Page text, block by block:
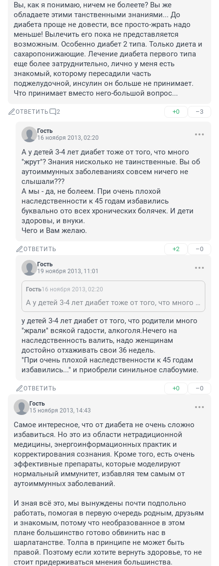
Вы, как я понимаю, ничем не болеете? Вы же
обладаете этими танственными знаниями... До
диабета проще не довести, все просто-жрать надо
меньше! Вылечить его пока не представляется
возможным. Особенно диабет 2 типа. Только диета и
сахаропонижающие. Лечение диабета первого типа
еще более затруднительно, лично у меня есть
знакомый, которому пересадили часть
поджелудочной, инсулин он больше не принимает.
Что принимает вместо него-большой вопрос...
ОТВЕТИТЬ 2 +0 –3
Гость
16 ноября 2013, 02:20
А у детей 3-4 лет диабет тоже от того, что много
"жрут"? Знания нисколько не таинственные. Вы об
аутоиммунных заболеваниях совсем ничего не
слышали???
А мы - да, не болеем. При очень плохой
наследственности к 45 годам избавились
буквально ото всех хронических болячек. И дети
здоровы, и внуки.
Чего и Вам желаю.
ОТВЕТИТЬ +2 –0
Гость
19 ноября 2013, 11:01
Гость16 ноября 2013, 02:20
А у детей 3-4 лет диабет тоже от того, что много "жрут"? Знания нисколько не таинственные. Вы об аутоиммунных заболеваниях совсем ничего не слышали??? А мы - да, не болеем. При очень плохой наследственности к 45 годам избавились буквально ото всех хронических болячек. И дети здоровы, и внуки. Чего и Вам желаю.
у детей 3-4 лет диабет от того, что родители много
"жрали" всякой гадости, алкоголя.Нечего на
наследственность валить, надо женщинам
достойно отхаживать свои 36 недель.
"При очень плохой наследственности к 45 годам
избавились..." и приобрели синильное слабоумие.
ОТВЕТИТЬ +0 –0
Гость
15 ноября 2013, 14:43
Самое интересное, что от диабета не очень сложно
избавиться. Но это из области нетрадиционной
медицины, энергоинформационных практик и
корректирования сознания. Кроме того, есть очень
эффективные препараты, которые моделируют
нормальный иммунитет, избавляя тем самым от
аутоиммунных заболеваний.
И зная всё это, мы вынуждены почти подпольно
работать, помогая в первую очередь родным, друзьям
и знакомым, потому что необразованное в этом
плане большинство готово обвинить нас в
шарлатанстве. Толпа в принципе не может быть
правой. Поэтому если хотите вернуть здоровье, то не
стоит придерживаться мнения большинства.